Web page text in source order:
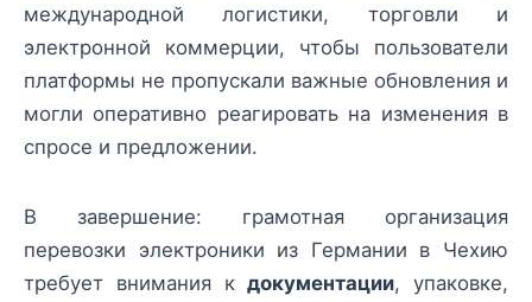
международной логистики, торговли и
электронной коммерции, чтобы пользователи
платформы не пропускали важные обновления и
могли оперативно реагировать на изменения в
спросе и предложении.
В завершение: грамотная организация
перевозки электроники из Германии в Чехию
требует внимания кдокументации, упаковке,